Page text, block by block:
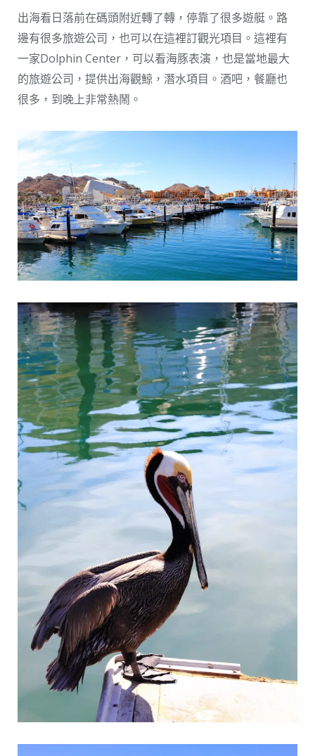
出海看日落前在碼頭附近轉了轉，停靠了很多遊艇。路
邊有很多旅遊公司，也可以在這裡訂觀光項目。這裡有
一家Dolphin Center，可以看海豚表演，也是當地最大
的旅遊公司，提供出海觀鯨，潛水項目。酒吧，餐廳也
很多，到晚上非常熱鬧。